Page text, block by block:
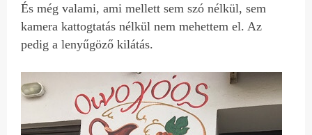
És még valami, ami mellett sem szó nélkül, sem
kamera kattogtatás nélkül nem mehettem el. Az
pedig a lenyűgöző kilátás.